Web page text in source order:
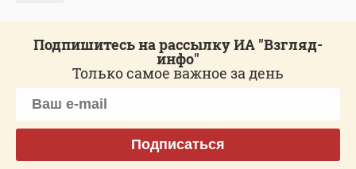
Подпишитесь на рассылку ИА "Взгляд-
инфо"
Только самое важное за день
Подписаться